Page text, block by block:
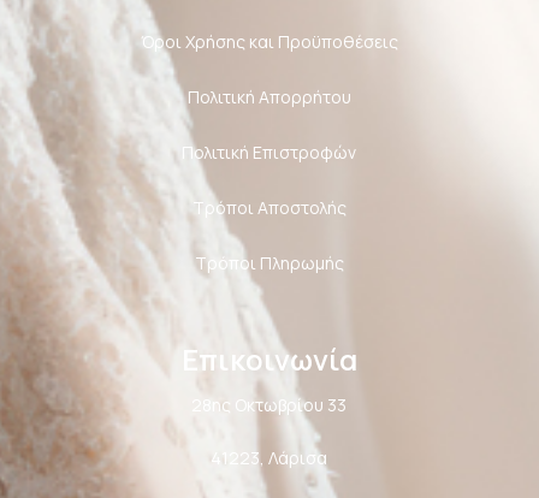
Όροι Χρήσης και Προϋποθέσεις
Πολιτική Aπορρήτου
Πολιτική Επιστροφών
Τρόποι Αποστολής
Τρόποι Πληρωμής
Επικοινωνία
28ης Οκτωβρίου 33
41223, Λάρισα